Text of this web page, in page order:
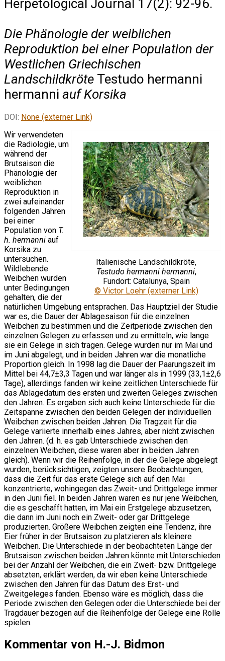
Herpetological Journal 17(2): 92-96.
Die Phänologie der weiblichen
Reproduktion bei einer Population der
Westlichen Griechischen
Landschildkröte Testudo hermanni
hermanni auf Korsika
DOI: None (externer Link)
Italienische Landschildkröte,
Testudo hermanni hermanni,
Fundort: Catalunya, Spain
© Victor Loehr (externer Link)
Wir verwendeten
die Radiologie, um
während der
Brutsaison die
Phänologie der
weiblichen
Reproduktion in
zwei aufeinander
folgenden Jahren
bei einer
Population von T.
h. hermanni auf
Korsika zu
untersuchen.
Wildlebende
Weibchen wurden
unter Bedingungen
gehalten, die der
natürlichen Umgebung entsprachen. Das Hauptziel der Studie
war es, die Dauer der Ablagesaison für die einzelnen
Weibchen zu bestimmen und die Zeitperiode zwischen den
einzelnen Gelegen zu erfassen und zu ermitteln, wie lange
sie ein Gelege in sich tragen. Gelege wurden nur im Mai und
im Juni abgelegt, und in beiden Jahren war die monatliche
Proportion gleich. In 1998 lag die Dauer der Paarungszeit im
Mittel bei 44,7±3,3 Tagen und war länger als in 1999 (33,1±2,6
Tage), allerdings fanden wir keine zeitlichen Unterschiede für
das Ablagedatum des ersten und zweiten Geleges zwischen
den Jahren. Es ergaben sich auch keine Unterschiede für die
Zeitspanne zwischen den beiden Gelegen der individuellen
Weibchen zwischen beiden Jahren. Die Tragzeit für die
Gelege variierte innerhalb eines Jahres, aber nicht zwischen
den Jahren. (d. h. es gab Unterschiede zwischen den
einzelnen Weibchen, diese waren aber in beiden Jahren
gleich). Wenn wir die Reihenfolge, in der die Gelege abgelegt
wurden, berücksichtigen, zeigten unsere Beobachtungen,
dass die Zeit für das erste Gelege sich auf den Mai
konzentrierte, wohingegen das Zweit- und Drittgelege immer
in den Juni fiel. In beiden Jahren waren es nur jene Weibchen,
die es geschafft hatten, im Mai ein Erstgelege abzusetzen,
die dann im Juni noch ein Zweit- oder gar Drittgelege
produzierten. Größere Weibchen zeigten eine Tendenz, ihre
Eier früher in der Brutsaison zu platzieren als kleinere
Weibchen. Die Unterschiede in der beobachteten Länge der
Brutsaison zwischen beiden Jahren könnte mit Unterschieden
bei der Anzahl der Weibchen, die ein Zweit- bzw. Drittgelege
absetzten, erklärt werden, da wir eben keine Unterschiede
zwischen den Jahren für das Datum des Erst- und
Zweitgeleges fanden. Ebenso wäre es möglich, dass die
Periode zwischen den Gelegen oder die Unterschiede bei der
Tragdauer bezogen auf die Reihenfolge der Gelege eine Rolle
spielen.
Kommentar von H.-J. Bidmon